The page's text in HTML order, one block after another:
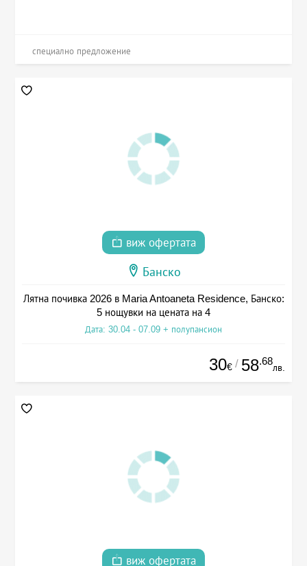
специално предложение
виж офертата
Банско
Лятна почивка 2026 в Maria Antoaneta Residence, Банско:
5 нощувки на цената на 4
Дата: 30.04 - 07.09 + полупансион
30€ / 58.68
лв.
виж офертата